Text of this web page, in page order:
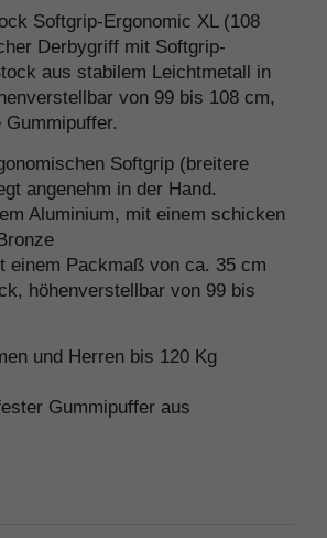
Softgrip-Ergonomic XL (108
Derbygriff mit Softgrip-
aus stabilem Leichtmetall in
von 99 bis 108 cm,
Softgrip (breitere
angenehm in der Hand.
Aluminium, mit einem schicken
einem Packmaß von ca. 35 cm
höhenverstellbar von 99 bis
und Herren bis 120 Kg
Gummipuffer aus